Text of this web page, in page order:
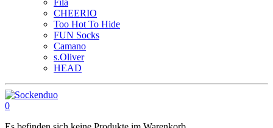
Fila
CHEERIO
Too Hot To Hide
FUN Socks
Camano
s.Oliver
HEAD
0